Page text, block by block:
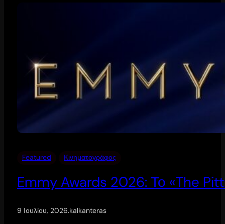
Featured Κινηματογράφος
Emmy Awards 2026: Το «The
9 Ιουλίου, 2026.kalkanteras